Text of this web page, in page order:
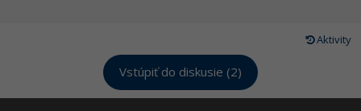
Aktivity
Vstúpiť do diskusie (2)